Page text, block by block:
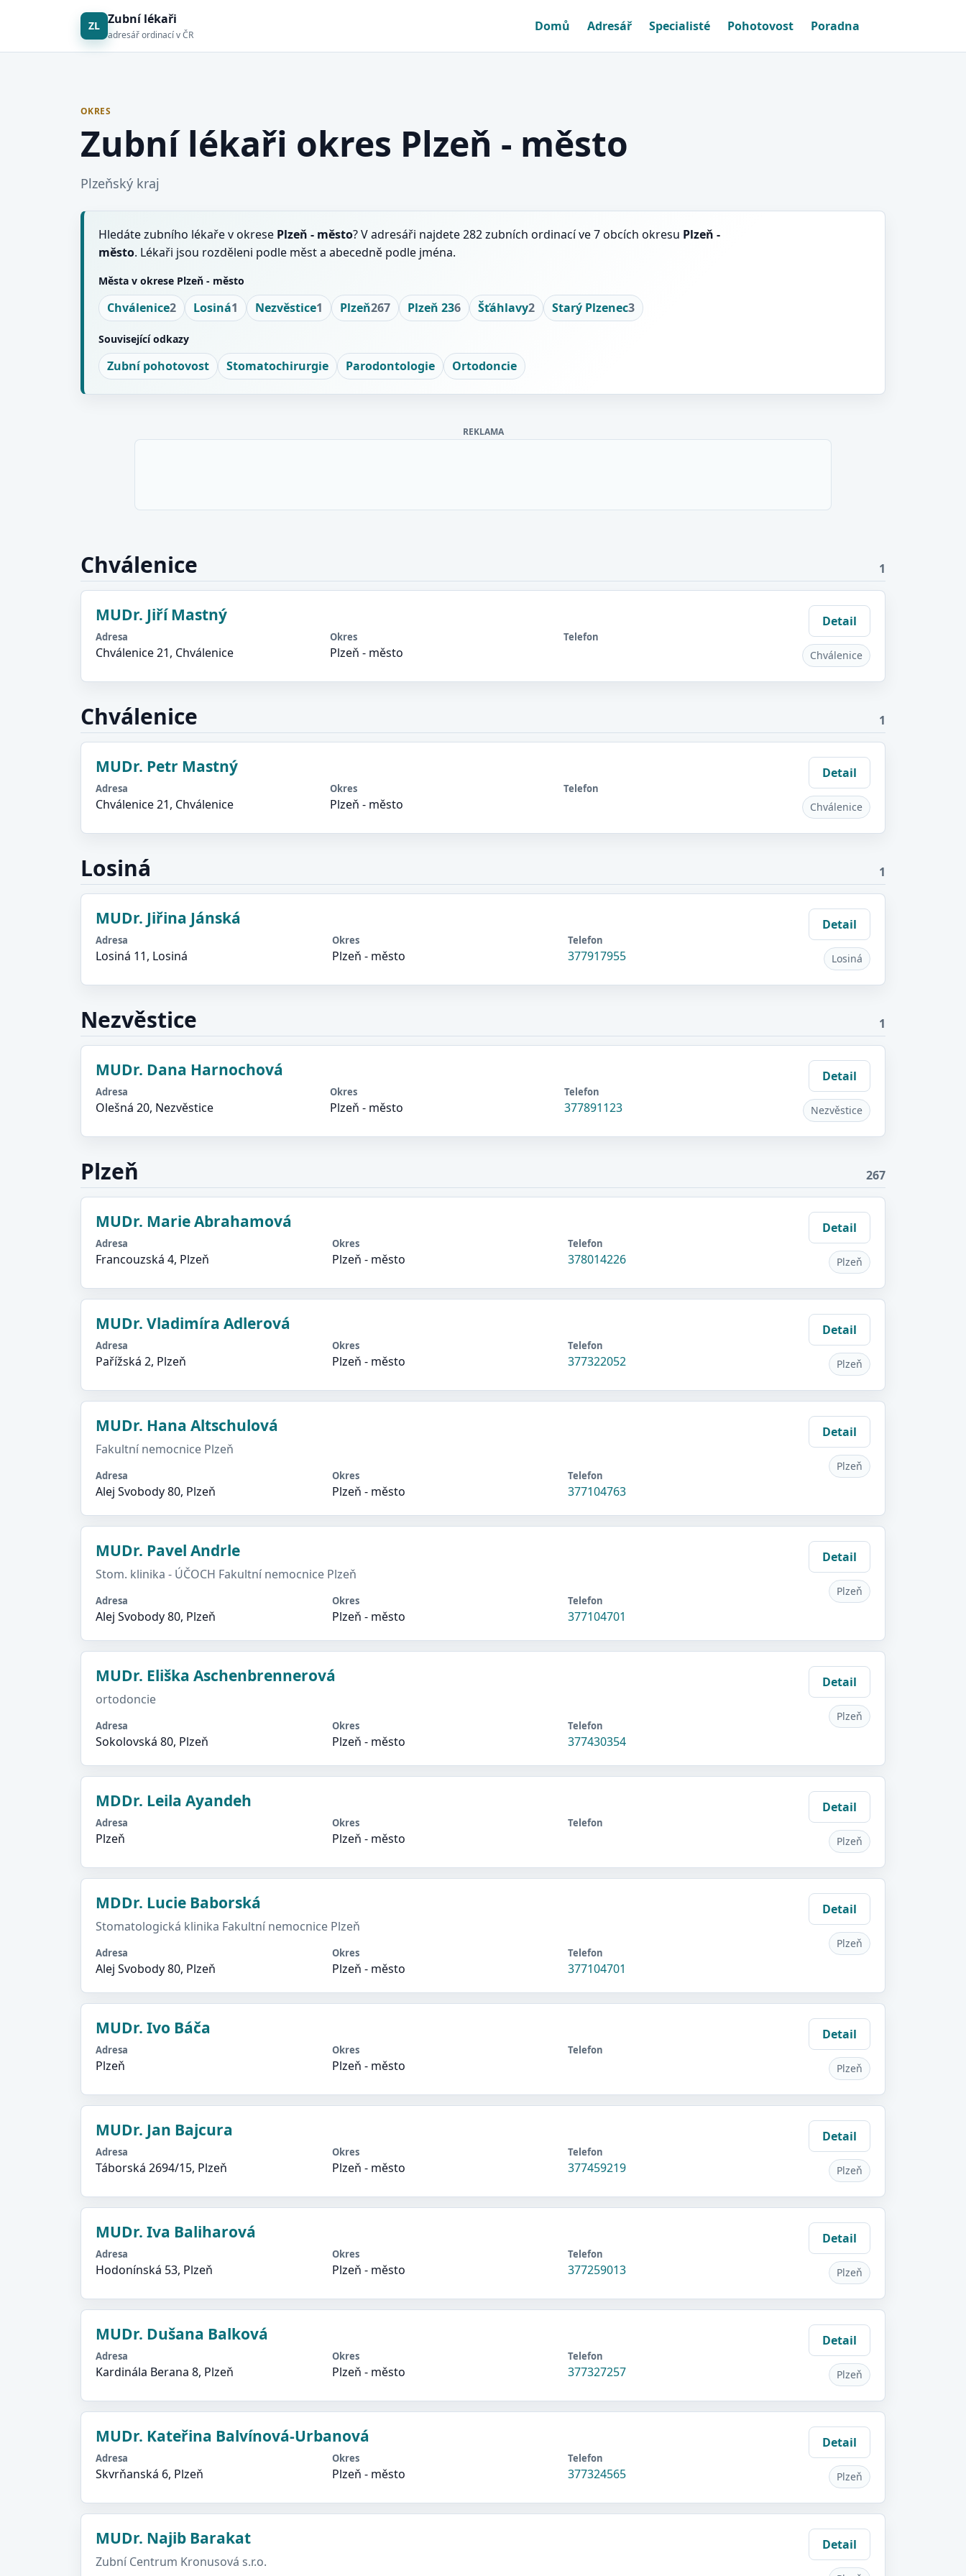
ZL Zubní lékaři
adresář ordinací v ČR
Domů Adresář Specialisté Pohotovost Poradna
OKRES
Zubní lékaři okres Plzeň - město
Plzeňský kraj
Hledáte zubního lékaře v okrese Plzeň - město? V adresáři najdete 282 zubních ordinací ve 7 obcích okresu Plzeň -
město. Lékaři jsou rozděleni podle měst a abecedně podle jména.
Města v okrese Plzeň - město
Chválenice2 Losiná1 Nezvěstice1 Plzeň267 Plzeň 236 Šťáhlavy2 Starý Plzenec3
Související odkazy
Zubní pohotovost Stomatochirurgie Parodontologie Ortodoncie
REKLAMA
Chválenice 1
MUDr. Jiří Mastný
Adresa
Chválenice 21, Chválenice
Okres
Plzeň - město
Telefon
Detail
Chválenice
Chválenice 1
MUDr. Petr Mastný
Adresa
Chválenice 21, Chválenice
Okres
Plzeň - město
Telefon
Detail
Chválenice
Losiná 1
MUDr. Jiřina Jánská
Adresa
Losiná 11, Losiná
Okres
Plzeň - město
Telefon
377917955
Detail
Losiná
Nezvěstice 1
MUDr. Dana Harnochová
Adresa
Olešná 20, Nezvěstice
Okres
Plzeň - město
Telefon
377891123
Detail
Nezvěstice
Plzeň 267
MUDr. Marie Abrahamová
Adresa
Francouzská 4, Plzeň
Okres
Plzeň - město
Telefon
378014226
Detail
Plzeň
MUDr. Vladimíra Adlerová
Adresa
Pařížská 2, Plzeň
Okres
Plzeň - město
Telefon
377322052
Detail
Plzeň
MUDr. Hana Altschulová
Fakultní nemocnice Plzeň
Adresa
Alej Svobody 80, Plzeň
Okres
Plzeň - město
Telefon
377104763
Detail
Plzeň
MUDr. Pavel Andrle
Stom. klinika - ÚČOCH Fakultní nemocnice Plzeň
Adresa
Alej Svobody 80, Plzeň
Okres
Plzeň - město
Telefon
377104701
Detail
Plzeň
MUDr. Eliška Aschenbrennerová
ortodoncie
Adresa
Sokolovská 80, Plzeň
Okres
Plzeň - město
Telefon
377430354
Detail
Plzeň
MDDr. Leila Ayandeh
Adresa
Plzeň
Okres
Plzeň - město
Telefon
Detail
Plzeň
MDDr. Lucie Baborská
Stomatologická klinika Fakultní nemocnice Plzeň
Adresa
Alej Svobody 80, Plzeň
Okres
Plzeň - město
Telefon
377104701
Detail
Plzeň
MUDr. Ivo Báča
Adresa
Plzeň
Okres
Plzeň - město
Telefon
Detail
Plzeň
MUDr. Jan Bajcura
Adresa
Táborská 2694/15, Plzeň
Okres
Plzeň - město
Telefon
377459219
Detail
Plzeň
MUDr. Iva Baliharová
Adresa
Hodonínská 53, Plzeň
Okres
Plzeň - město
Telefon
377259013
Detail
Plzeň
MUDr. Dušana Balková
Adresa
Kardinála Berana 8, Plzeň
Okres
Plzeň - město
Telefon
377327257
Detail
Plzeň
MUDr. Kateřina Balvínová-Urbanová
Adresa
Skvrňanská 6, Plzeň
Okres
Plzeň - město
Telefon
377324565
Detail
Plzeň
MUDr. Najib Barakat
Zubní Centrum Kronusová s.r.o.
Detail